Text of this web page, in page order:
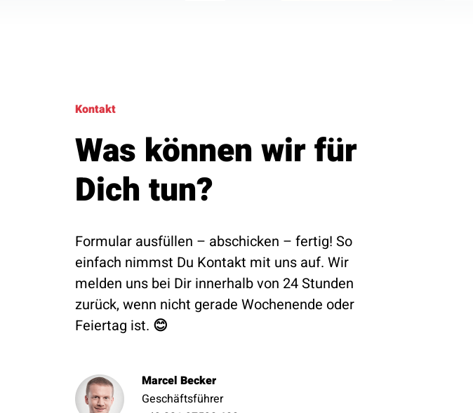
Kontakt
Was können wir für
Dich tun?
Formular ausfüllen – abschicken – fertig! So
einfach nimmst Du Kontakt mit uns auf. Wir
melden uns bei Dir innerhalb von 24 Stunden
zurück, wenn nicht gerade Wochenende oder
Feiertag ist. 😊
Marcel Becker
Geschäftsführer